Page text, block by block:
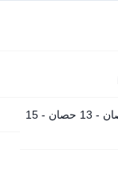
7.5 حصان - 13 حصان - 15